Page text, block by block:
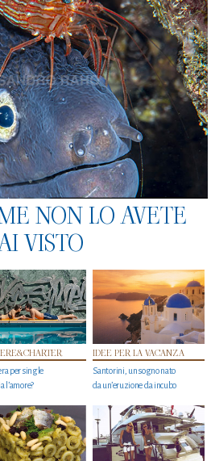
NON LO AVETE
VISTO
per single
l’amore?
IDEE PER LA VACANZA
Santorini, un sogno nato
da un’eruzione da incubo